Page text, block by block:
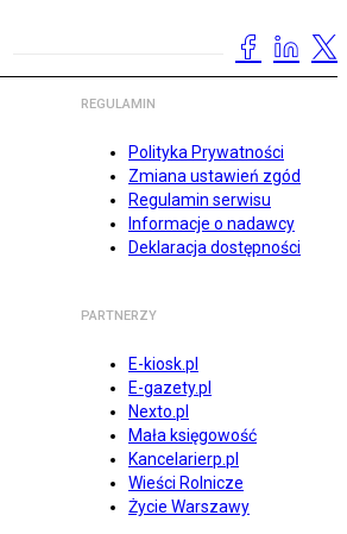
REGULAMIN
Polityka Prywatności
Zmiana ustawień zgód
Regulamin serwisu
Informacje o nadawcy
Deklaracja dostępności
PARTNERZY
E-kiosk.pl
E-gazety.pl
Nexto.pl
Mała księgowość
Kancelarierp.pl
Wieści Rolnicze
Życie Warszawy